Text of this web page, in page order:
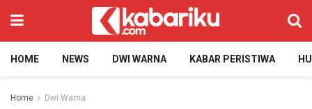
HOME NEWS DWI WARNA KABAR PERISTIWA
Home Dwi Warna